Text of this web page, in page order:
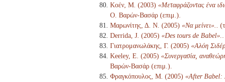
Κοέν, Μ. (2003) «Μεταφράζοντας ένα
Ο. Βαρών-Βασάρ (επιμ.).
Μαρωνίτης, Δ. Ν. (2005) «Να μείνει».
.
Derrida, J. (2005) «Des tours de Babel».
Γιατρομανωλάκης, Γ. (2005) «Αλόη
Keeley, E. (2005) «Συνεργασία,
Βαρών-Βασάρ (επιμ.).
Φραγκόπουλος, Μ. (2005) «After Babel: